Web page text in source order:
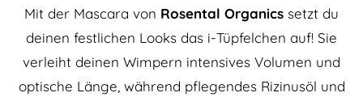
Mit der Mascara von Rosental Organics setzt du
deinen festlichen Looks das i-Tüpfelchen auf! Sie
verleiht deinen Wimpern intensives Volumen und
optische Länge, während pflegendes Rizinusöl und